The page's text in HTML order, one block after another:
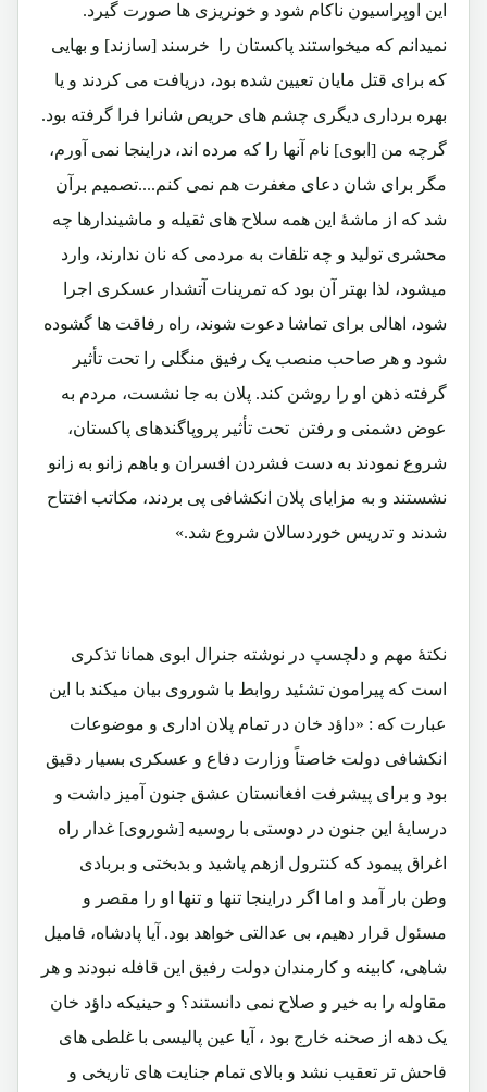
این اوپراسیون ناکام شود و خونریزی ها صورت گیرد.
نمیدانم که میخواستند پاکستان را خرسند [سازند] و بهایی
که برای قتل مایان تعیین شده بود، دریافت می کردند و یا
بهره برداری دیگری چشم های حریص شانرا فرا گرفته بود.
گرچه من [ابوی] نام آنها را که مرده اند، دراینجا نمی آورم،
مگر برای شان دعای مغفرت هم نمی کنم....تصمیم برآن
شد که از ماشۀ این همه سلاح های ثقیله و ماشیندارها چه
محشری تولید و چه تلفات به مردمی که نان ندارند، وارد
میشود، لذا بهتر آن بود که تمرینات آتشدار عسکری اجرا
شود، اهالی برای تماشا دعوت شوند، راه رفاقت ها گشوده
شود و هر صاحب منصب یک رفیق منگلی را تحت تأثیر
گرفته ذهن او را روشن کند. پلان به جا نشست، مردم به
عوض دشمنی و رفتن تحت تأثیر پروپاگندهای پاکستان،
شروع نمودند به دست فشردن افسران و باهم زانو به زانو
نشستند و به مزایای پلان انکشافی پی بردند، مکاتب افتتاح
شدند و تدریس خوردسالان شروع شد.»
نکتۀ مهم و دلچسپ در نوشته جنرال ابوی همانا تذکری
است که پیرامون تشئید روابط با شوروی بیان میکند با این
عبارت که : «داؤد خان در تمام پلان اداری و موضوعات
انکشافی دولت خاصتاً وزارت دفاع و عسکری بسیار دقیق
بود و برای پیشرفت افغانستان عشق جنون آمیز داشت و
درسایۀ این جنون در دوستی با روسیه [شوروی] غدار راه
اغراق پیمود که کنترول ازهم پاشید و بدبختی و بربادی
وطن بار آمد و اما اگر دراینجا تنها و تنها او را مقصر و
مسئول قرار دهیم، بی عدالتی خواهد بود. آیا پادشاه، فامیل
شاهی، کابینه و کارمندان دولت رفیق این قافله نبودند و هر
مقاوله را به خیر و صلاح نمی دانستند؟ و حینیکه داؤد خان
یک دهه از صحنه خارج بود ، آیا عین پالیسی با غلطی های
فاحش تر تعقیب نشد و بالای تمام جنایت های تاریخی و